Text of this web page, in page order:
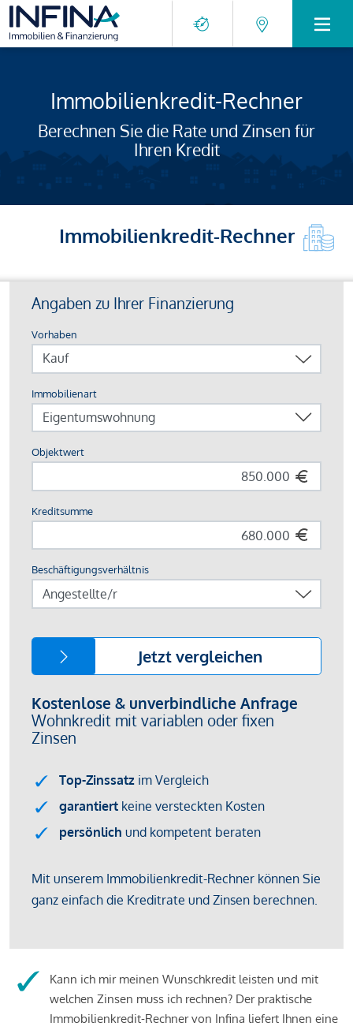
Immobilienkredit-Rechner
Berechnen Sie die Rate und Zinsen für
Ihren Kredit
Immobilienkredit-Rechner
Kann ich mir meinen Wunschkredit leisten und mit
welchen Zinsen muss ich rechnen? Der praktische
Immobilienkredit-Rechner von Infina liefert Ihnen eine